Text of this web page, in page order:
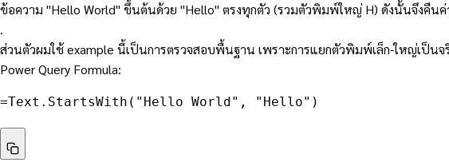
ข้อความ "Hello World" ขึ้นต้นด้วย "Hello" ตรงทุกตัว (รวมตัวพิมพ์ใหญ่ H) ดังนั้นจึงคืนค่
.
ส่วนตัวผมใช้ example นี้เป็นการตรวจสอบพื้นฐาน เพราะการแยกตัวพิมพ์เล็ก-ใหญ่เป็นจ
Power Query Formula:
=Text.StartsWith("Hello World", "Hello")